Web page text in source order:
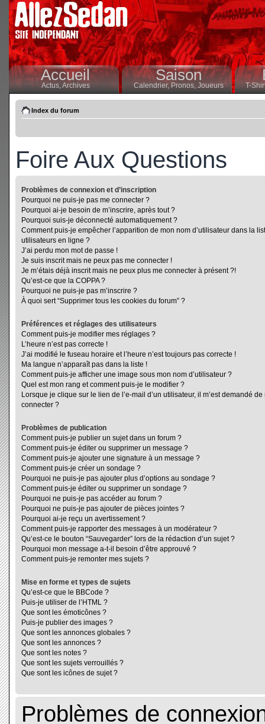
Accueil
Actus,Archives
Saison
Calendrier,Pronos, Joueurs T-
Index du forum
Foire Aux Questions
Problèmes de connexion et d’inscription
Pourquoi ne puis-je pas me connecter ?
Pourquoi ai-je besoin de m’inscrire, après tout ?
Pourquoi suis-je déconnecté automatiquement ?
Comment puis-je empêcher l’apparition de mon nom d’utilisateur dans la
utilisateurs en ligne ?
J’ai perdu mon mot de passe !
Je suis inscrit mais ne peux pas me connecter !
Je m’étais déjà inscrit mais ne peux plus me connecter à présent ?!
Qu’est-ce que la COPPA ?
Pourquoi ne puis-je pas m’inscrire ?
À quoi sert “Supprimer tous les cookies du forum” ?
Préférences et réglages des utilisateurs
Comment puis-je modifier mes réglages ?
L’heure n’est pas correcte !
J’ai modifié le fuseau horaire et l’heure n’est toujours pas correcte !
Ma langue n’apparaît pas dans la liste !
Comment puis-je afficher une image sous mon nom d’utilisateur ?
Quel est mon rang et comment puis-je le modifier ?
Lorsque je clique sur le lien de l’e-mail d’un utilisateur, il m’est demandé de
connecter ?
Problèmes de publication
Comment puis-je publier un sujet dans un forum ?
Comment puis-je éditer ou supprimer un message ?
Comment puis-je ajouter une signature à un message ?
Comment puis-je créer un sondage ?
Pourquoi ne puis-je pas ajouter plus d’options au sondage ?
Comment puis-je éditer ou supprimer un sondage ?
Pourquoi ne puis-je pas accéder au forum ?
Pourquoi ne puis-je pas ajouter de pièces jointes ?
Pourquoi ai-je reçu un avertissement ?
Comment puis-je rapporter des messages à un modérateur ?
Qu’est-ce le bouton “Sauvegarder” lors de la rédaction d’un sujet ?
Pourquoi mon message a-t-il besoin d’être approuvé ?
Comment puis-je remonter mes sujets ?
Mise en forme et types de sujets
Qu’est-ce que le BBCode ?
Puis-je utiliser de l’HTML ?
Que sont les émoticônes ?
Puis-je publier des images ?
Que sont les annonces globales ?
Que sont les annonces ?
Que sont les notes ?
Que sont les sujets verrouillés ?
Que sont les icônes de sujet ?
Problèmes de